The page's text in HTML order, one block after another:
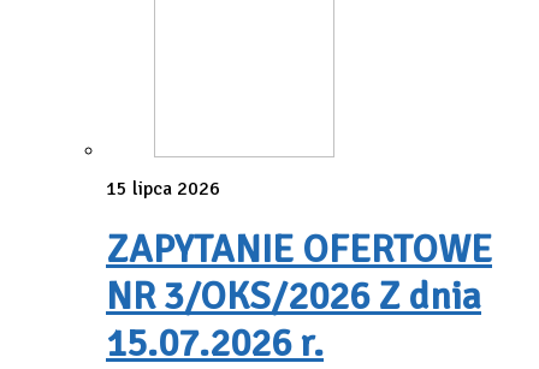
15 lipca 2026
ZAPYTANIE OFERTOWE
NR 3/OKS/2026 Z dnia
15.07.2026 r.